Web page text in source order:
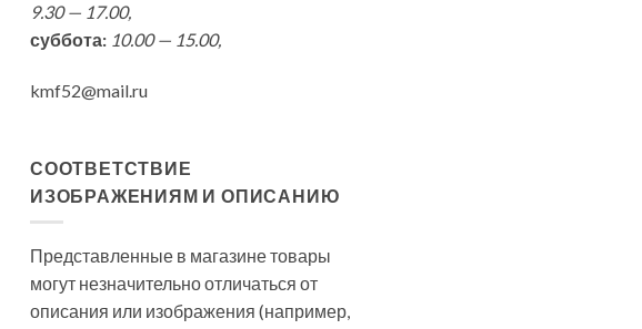
9.30 — 17.00,
суббота: 10.00 — 15.00,
kmf52@mail.ru
СООТВЕТСТВИЕ
ИЗОБРАЖЕНИЯМ И ОПИСАНИЮ
Представленные в магазине товары
могут незначительно отличаться от
описания или изображения (например,